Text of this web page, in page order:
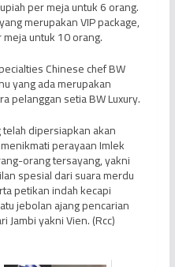
per meja untuk 6 orang.
merupakan VIP package,
untuk 10 orang.
Chinese chef BW
yang ada merupakan
pelanggan setia BW Luxury.
dipersiapkan akan
perayaan Imlek
orang tersayang, yakni
spesial dari suara merdu
petikan indah kecapi
jebolan ajang pencarian
Jambi yakni Vien. (Rcc)